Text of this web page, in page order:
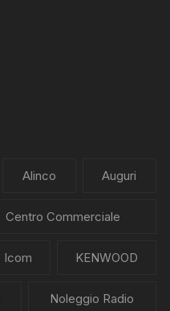
Alinco Auguri
Centro Commerciale
Icom KENWOOD
Noleggio Radio